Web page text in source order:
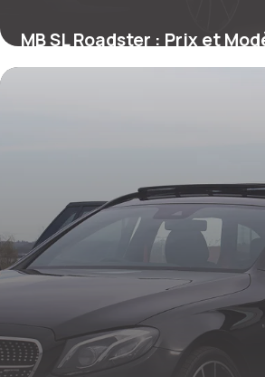
MB SL Roadster : Prix et
22 mai 2026